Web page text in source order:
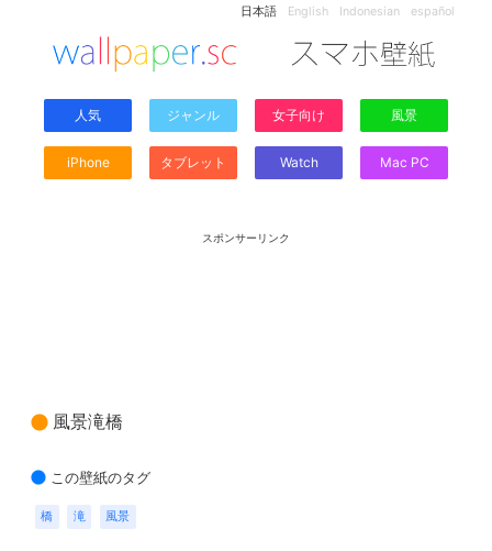
日本語 English Indonesian español
人気 ジャンル 女子向け 風景
iPhone タブレット Watch Mac PC
スポンサーリンク
風景滝橋
この壁紙のタグ
橋 滝 風景